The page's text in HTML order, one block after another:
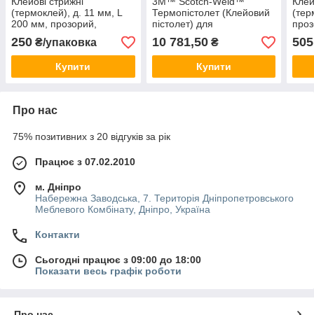
(термоклей), д. 11 мм, L
200 мм, прозорий,
250 ₴/упаковка
Купити
Термопістолет (Клейовий
пістолет) для
10 781,50₴
Купити
505
Про нас
75% позитивних з 20 відгуків за рік
Працює з 07.02.2010
м. Дніпро
Набережна Заводська, 7. Територія Дніпропетровського
Меблевого Комбінату, Дніпро, Україна
Контакти
Сьогодні працює з 09:00 до 18:00
Показати весь графік роботи